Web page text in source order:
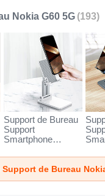
Nokia G60 5G (193)
Support de Bureau
Support
Smartphone
Nokia G60 5G
Blanc
de Bureau